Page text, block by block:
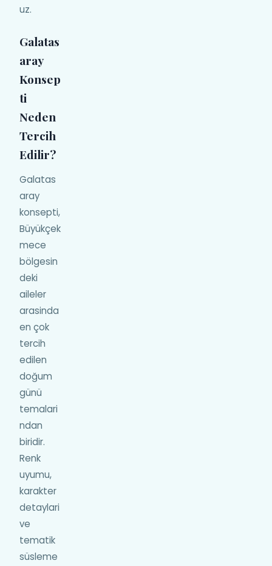
uz.
Galatas
aray
Konsep
ti
Neden
Tercih
Edilir?
Galatas
aray
konsepti,
Büyükçek
mece
bölgesin
deki
aileler
arasinda
en çok
tercih
edilen
doğum
günü
temalari
ndan
biridir.
Renk
uyumu,
karakter
detaylari
ve
tematik
süsleme